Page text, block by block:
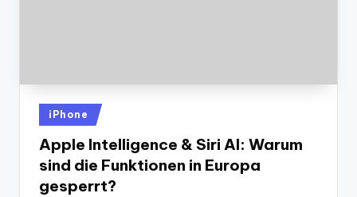
Posted
in
iPhone
Apple Intelligence & Siri AI: Warum
sind die Funktionen in Europa
gesperrt?